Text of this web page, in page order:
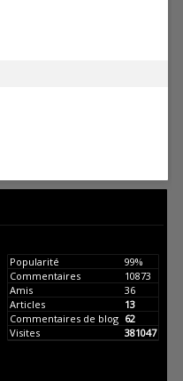
Popularité
99%
Commentaires
10873
Amis
36
Articles
13
Commentaires de blog 62
Visites
381047